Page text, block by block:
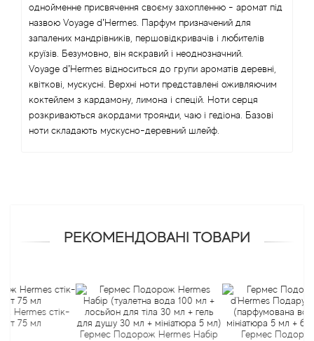
однойменне присвячення своєму захопленню - аромат під
назвою Voyage d’Hermes. Парфум призначений для
запалених мандрівників, першовідкривачів і любителів
круїзів. Безумовно, він яскравий і неоднозначний.
Voyage d’Hermes відноситься до групи ароматів деревні,
квіткові, мускусні. Верхні ноти представлені оживляючим
коктейлем з кардамону, лимона і спецій. Ноти серця
розкриваються акордами троянди, чаю і гедіона. Базові
ноти складають мускусно-деревний шлейф.
РЕКОМЕНДОВАНІ ТОВАРИ
стік-
мл
Гермес Подорож Hermes Набір
Гермес Подорож
Antonio Puig
Antonio Visconti
Aquolina
Arabesque Perfumes
Ariana Grande
Armand Basi